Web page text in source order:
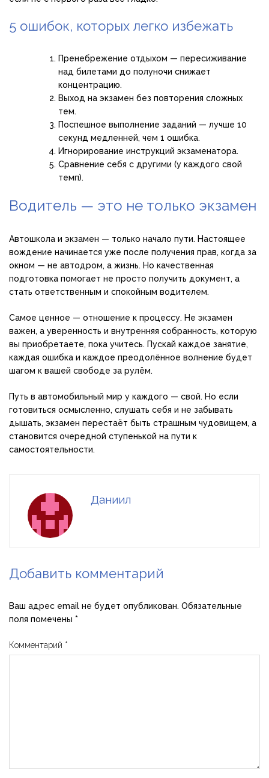
5 ошибок, которых легко избежать
Пренебрежение отдыхом — пересиживание
над билетами до полуночи снижает
концентрацию.
Выход на экзамен без повторения сложных
тем.
Поспешное выполнение заданий — лучше 10
секунд медленней, чем 1 ошибка.
Игнорирование инструкций экзаменатора.
Сравнение себя с другими (у каждого свой
темп).
Водитель — это не только экзамен
Автошкола и экзамен — только начало пути. Настоящее
вождение начинается уже после получения прав, когда за
окном — не автодром, а жизнь. Но качественная
подготовка помогает не просто получить документ, а
стать ответственным и спокойным водителем.
Самое ценное — отношение к процессу. Не экзамен
важен, а уверенность и внутренняя собранность, которую
вы приобретаете, пока учитесь. Пускай каждое занятие,
каждая ошибка и каждое преодолённое волнение будет
шагом к вашей свободе за рулём.
Путь в автомобильный мир у каждого — свой. Но если
готовиться осмысленно, слушать себя и не забывать
дышать, экзамен перестаёт быть страшным чудовищем, а
становится очередной ступенькой на пути к
самостоятельности.
Даниил
Добавить комментарий
Ваш адрес email не будет опубликован. Обязательные
поля помечены *
Комментарий *